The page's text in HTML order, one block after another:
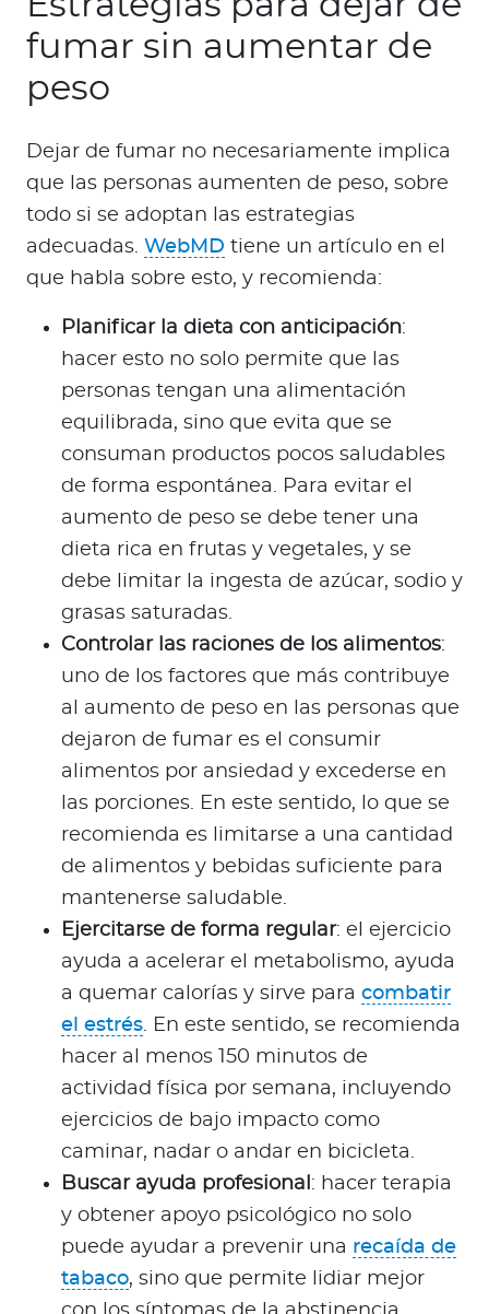
fumar sin aumentar de
peso
Dejar de fumar no necesariamente implica
que las personas aumenten de peso, sobre
todo si se adoptan las estrategias
adecuadas. WebMD tiene un artículo en el
que habla sobre esto, y recomienda:
Planificar la dieta con anticipación:
hacer esto no solo permite que las
personas tengan una alimentación
equilibrada, sino que evita que se
consuman productos pocos saludables
de forma espontánea. Para evitar el
aumento de peso se debe tener una
dieta rica en frutas y vegetales, y se
debe limitar la ingesta de azúcar, sodio y
grasas saturadas.
Controlar las raciones de los alimentos:
uno de los factores que más contribuye
al aumento de peso en las personas que
dejaron de fumar es el consumir
alimentos por ansiedad y excederse en
las porciones. En este sentido, lo que se
recomienda es limitarse a una cantidad
de alimentos y bebidas suficiente para
mantenerse saludable.
Ejercitarse de forma regular: el ejercicio
ayuda a acelerar el metabolismo, ayuda
a quemar calorías y sirve para combatir
el estrés. En este sentido, se recomienda
hacer al menos 150 minutos de
actividad física por semana, incluyendo
ejercicios de bajo impacto como
caminar, nadar o andar en bicicleta.
Buscar ayuda profesional : hacer terapia
y obtener apoyo psicológico no solo
puede ayudar a prevenir una recaída de
tabaco, sino que permite lidiar mejor